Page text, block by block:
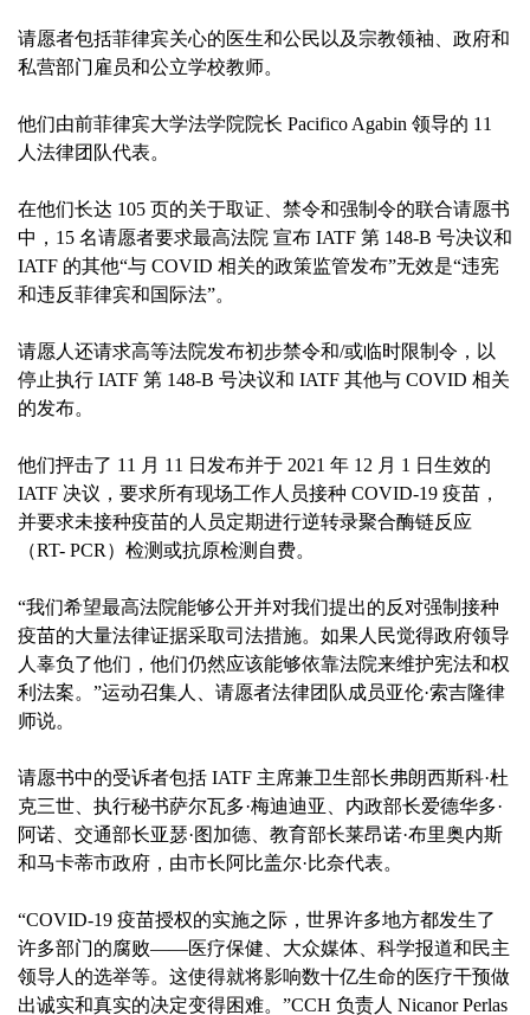
请愿者包括菲律宾关心的医生和公民以及宗教领袖、政府和
私营部门雇员和公立学校教师。
他们由前菲律宾大学法学院院长 Pacifico Agabin 领导的 11
人法律团队代表。
在他们长达 105 页的关于取证、禁令和强制令的联合请愿书
中，15 名请愿者要求最高法院 宣布 IATF 第 148-B 号决议和
IATF 的其他“与 COVID 相关的政策监管发布”无效是“违宪
和违反菲律宾和国际法”。
请愿人还请求高等法院发布初步禁令和/或临时限制令，以
停止执行 IATF 第 148-B 号决议和 IATF 其他与 COVID 相关
的发布。
他们抨击了 11 月 11 日发布并于 2021 年 12 月 1 日生效的
IATF 决议，要求所有现场工作人员接种 COVID-19 疫苗，
并要求未接种疫苗的人员定期进行逆转录聚合酶链反应
（RT- PCR）检测或抗原检测自费。
“我们希望最高法院能够公开并对我们提出的反对强制接种
疫苗的大量法律证据采取司法措施。如果人民觉得政府领导
人辜负了他们，他们仍然应该能够依靠法院来维护宪法和权
利法案。”运动召集人、请愿者法律团队成员亚伦·索吉隆律
师说。
请愿书中的受诉者包括 IATF 主席兼卫生部长弗朗西斯科·杜
克三世、执行秘书萨尔瓦多·梅迪迪亚、内政部长爱德华多·
阿诺、交通部长亚瑟·图加德、教育部长莱昂诺·布里奥内斯
和马卡蒂市政府，由市长阿比盖尔·比奈代表。
“COVID-19 疫苗授权的实施之际，世界许多地方都发生了
许多部门的腐败——医疗保健、大众媒体、科学报道和民主
领导人的选举等。这使得就将影响数十亿生命的医疗干预做
出诚实和真实的决定变得困难。”CCH 负责人 Nicanor Perlas